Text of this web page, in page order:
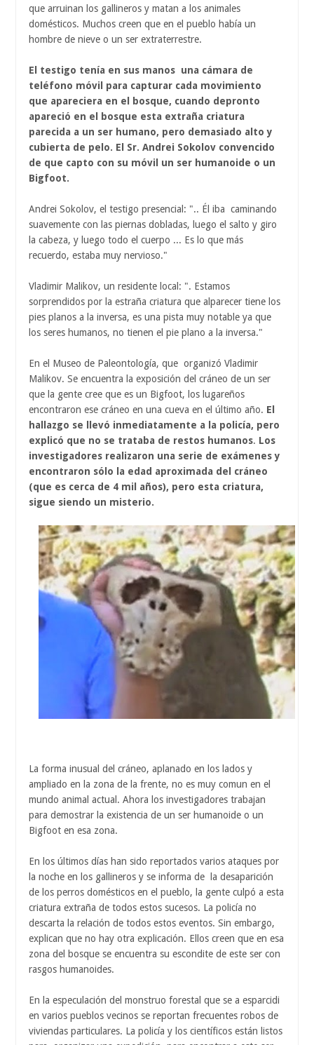
que arruinan los gallineros y matan a los animales
domésticos. Muchos creen que en el pueblo había un
hombre de nieve o un ser extraterrestre.
El testigo tenía en sus manos una cámara de
teléfono móvil para capturar cada movimiento
que apareciera en el bosque, cuando depronto
apareció en el bosque esta extraña criatura
parecida a un ser humano, pero demasiado alto y
cubierta de pelo. El Sr. Andrei Sokolov convencido
de que capto con su móvil un ser humanoide o un
Bigfoot.
Andrei Sokolov, el testigo presencial: ".. Él iba caminando
suavemente con las piernas dobladas, luego el salto y giro
la cabeza, y luego todo el cuerpo ... Es lo que más
recuerdo, estaba muy nervioso."
Vladimir Malikov, un residente local: ". Estamos
sorprendidos por la estraña criatura que alparecer tiene los
pies planos a la inversa, es una pista muy notable ya que
los seres humanos, no tienen el pie plano a la inversa."
En el Museo de Paleontología, que organizó Vladimir
Malikov. Se encuentra la exposición del cráneo de un ser
que la gente cree que es un Bigfoot, los lugareños
encontraron ese cráneo en una cueva en el último año. El
hallazgo se llevó inmediatamente a la policía, pero
explicó que no se trataba de restos humanos. Los
investigadores realizaron una serie de exámenes y
encontraron sólo la edad aproximada del cráneo
(que es cerca de 4 mil años), pero esta criatura,
sigue siendo un misterio.
La forma inusual del cráneo, aplanado en los lados y
ampliado en la zona de la frente, no es muy comun en el
mundo animal actual. Ahora los investigadores trabajan
para demostrar la existencia de un ser humanoide o un
Bigfoot en esa zona.
En los últimos días han sido reportados varios ataques por
la noche en los gallineros y se informa de la desaparición
de los perros domésticos en el pueblo, la gente culpó a esta
criatura extraña de todos estos sucesos. La policía no
descarta la relación de todos estos eventos. Sin embargo,
explican que no hay otra explicación. Ellos creen que en esa
zona del bosque se encuentra su escondite de este ser con
rasgos humanoides.
En la especulación del monstruo forestal que se a esparcidi
en varios pueblos vecinos se reportan frecuentes robos de
viviendas particulares. La policía y los científicos están listos